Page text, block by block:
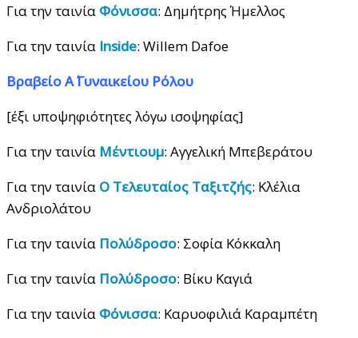
Για την ταινία Φόνισσα: Δημήτρης Ήμελλος
Για την ταινία Inside: Willem Dafoe
Βραβείο Α΄ Γυναικείου Ρόλου
[έξι υποψηφιότητες λόγω ισοψηφίας]
Για την ταινία Μέντιουμ: Αγγελική Μπεβεράτου
Για την ταινία Ο Τελευταίος Ταξιτζής: Κλέλια
Ανδριολάτου
Για την ταινία Πολύδροσο: Σοφία Κόκκαλη
Για την ταινία Πολύδροσο: Βίκυ Καγιά
Για την ταινία Φόνισσα: Καρυοφιλιά Καραμπέτη